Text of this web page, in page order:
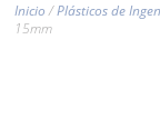
Inicio/Plásticos de
15mm